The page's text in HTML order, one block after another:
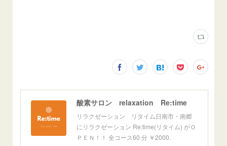
酸素サロン relaxation Re:time
リラクゼーション リタイム日南市・南郷
にリラクゼーション Re:time(リタイム) がＯ
ＰＥＮ！！ 全コース60 分 ￥2000.